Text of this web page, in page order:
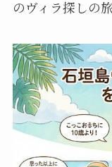
のヴィラ探しの